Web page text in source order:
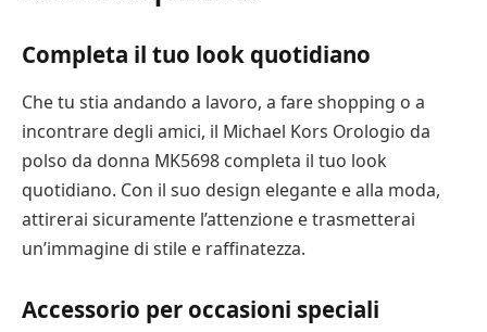
Completa il tuo look quotidiano
Che tu stia andando a lavoro, a fare shopping o a
incontrare degli amici, il Michael Kors Orologio da
polso da donna MK5698 completa il tuo look
quotidiano. Con il suo design elegante e alla moda,
attirerai sicuramente l’attenzione e trasmetterai
un’immagine di stile e raffinatezza.
Accessorio per occasioni speciali